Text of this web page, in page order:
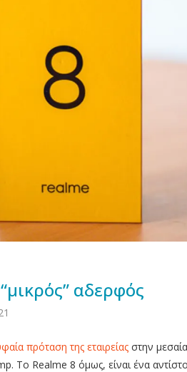
αδερφός
πρόταση της εταιρείας στην
Το Realme 8 όμως, είναι ένα